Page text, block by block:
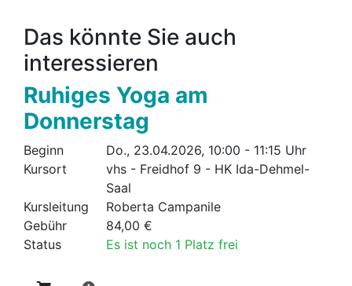
Das könnte Sie auch
interessieren
Ruhiges Yoga am
Donnerstag
Beginn
Do., 23.04.2026, 10:00 - 11:15 Uhr
Kursort
vhs - Freidhof 9 - HK Ida-Dehmel-
Saal
Kursleitung
Roberta Campanile
Gebühr
84,00 €
Status
Es ist noch 1 Platz frei